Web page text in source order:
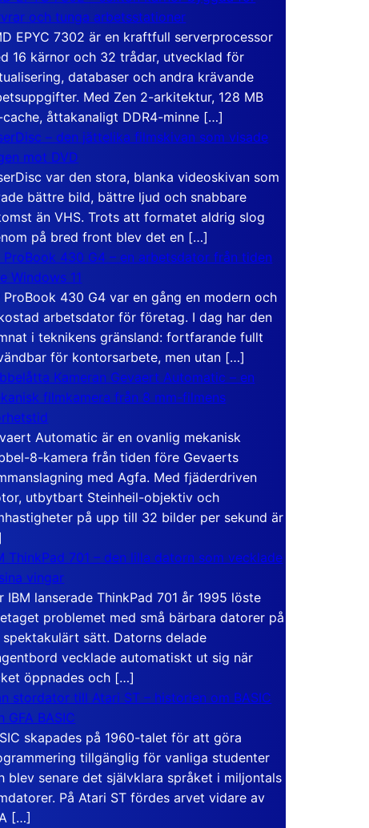
och tunga arbetsstationer
EPYC 7302 är en kraftfull serverprocessor
16 kärnor och 32 trådar, utvecklad för
databaser och andra krävande
Med Zen 2-arkitektur, 128 MB
cache, åttakanaligt DDR4-minne […]
– den jättelika filmskivan som visade
mot DVD
var den stora, blanka videoskivan som
bättre bild, bättre ljud och snabbare
än VHS. Trots att formatet aldrig slog
på bred front blev det en […]
ProBook 430 G4 – en arbetsdator från tiden
Windows 11
ProBook 430 G4 var en gång en modern och
arbetsdator för företag. I dag har den
i teknikens gränsland: fortfarande fullt
för kontorsarbete, men utan […]
Kameran Gevaert Automatic – en
filmkamera från 8 mm-filmens
Automatic är en ovanlig mekanisk
8-kamera från tiden före Gevaerts
med Agfa. Med fjäderdriven
utbytbart Steinheil-objektiv och
på upp till 32 bilder per sekund är
ThinkPad 701 – den lilla datorn som vecklade
vingar
IBM lanserade ThinkPad 701 år 1995 löste
problemet med små bärbara datorer på
sätt. Datorns delade
vecklade automatiskt ut sig när
öppnades och […]
stordator till Atari ST – historien om BASIC
GFA BASIC
skapades på 1960-talet för att göra
tillgänglig för vanliga studenter
blev senare det självklara språket i miljontals
På Atari ST fördes arvet vidare av
[…]